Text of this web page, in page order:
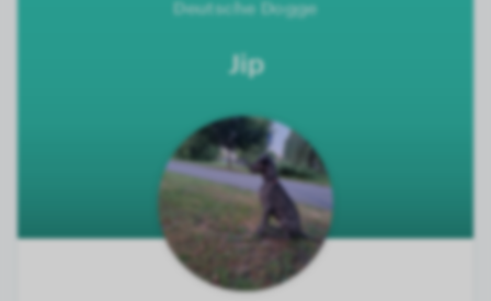
Deutsche Dogge
Jip